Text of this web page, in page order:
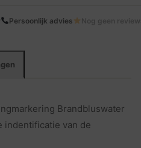
Persoonlijk advies
Brandbluswater
indentificatie van de